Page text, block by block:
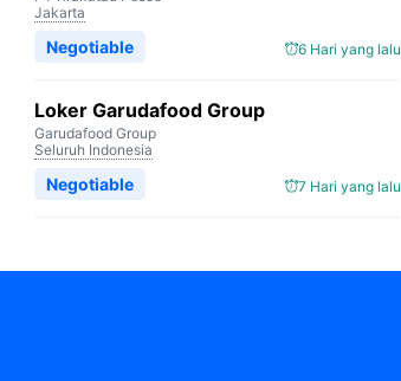
Jakarta
6 Hari yang lalu
Negotiable
Loker Garudafood Group
Garudafood Group
Seluruh Indonesia
7 Hari yang lalu
Negotiable